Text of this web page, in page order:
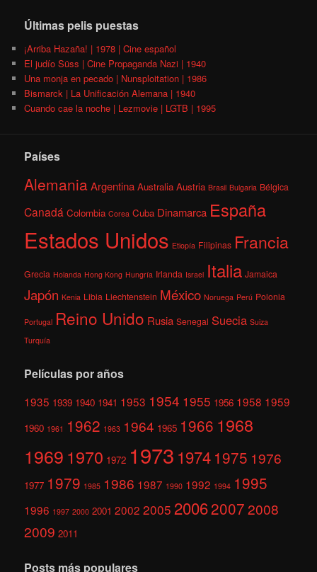
Últimas pelis puestas
¡Arriba Hazaña! | 1978 | Cine español
El judío Süss | Cine Propaganda Nazi | 1940
Una monja en pecado | Nunsploitation | 1986
Bismarck | La Unificación Alemana | 1940
Cuando cae la noche | Lezmovie | LGTB | 1995
Países
AlemaniaArgentina Australia Austria Brasil Bulgaria Bélgica
Canadá Colombia Corea Cuba Dinamarca España
Estados Unidos Etiopía Filipinas Francia
Grecia Holanda Hong Kong Hungría Irlanda Israel Italia Jamaica
Japón Kenia Libia Liechtenstein México Noruega Perú Polonia
Portugal Reino Unido Rusia Senegal Suecia Suiza
Turquía
Películas por años
1935 1939 1940 1941 1953 1954 1955 1956 1958 1959
1960 1961 1962 1963 1964 1965 1966 1968
1969 1970 1972 1973 1974 1975 1976
1977 1979 1985 1986 1987 1990 1992 1994 1995
1996 1997 2000 2001 2002 2005 200620072008
2009 2011
Posts más populares